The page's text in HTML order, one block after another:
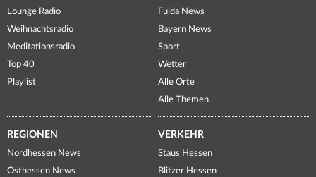
Lounge Radio
Weihnachtsradio
Meditationsradio
Top 40
Playlist
Fulda News
Bayern News
Sport
Wetter
Alle Orte
Alle Themen
REGIONEN
Nordhessen News
Osthessen News
VERKEHR
Staus Hessen
Blitzer Hessen